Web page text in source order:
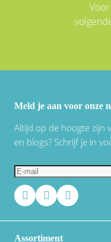
Meld je aan voor onze
Altijd op de hoogte zijn
en blogs? Schrijf je in
Assortiment